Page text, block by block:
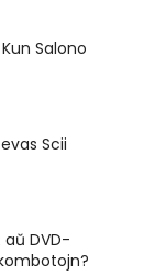
Salono
Scii
aŭ DVD-